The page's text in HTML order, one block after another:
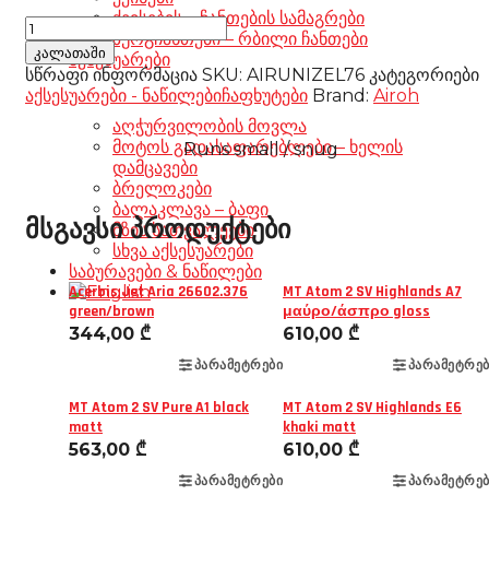
ქეისების – ჩანთების სამაგრები
ზურგჩანთები – რბილი ჩანთები
აქსესუარები
აღჭურვილობის მოვლა
მოტოს გადასაფარებლები – ხელის
დამცავები
ბრელოკები
ბალაკლავა – ბაფი
მზის სათვალეები
სხვა აქსესუარები
საბურავები & ნაწილები
Airoh
Mathisse
II
Clear
visor
რაოდენობა
კალათაში
სწრაფი ინფორმაცია SKU: AIRUNIZEL76 კატეგორიები
აქსესუარები - ნაწილებიჩაფხუტები Brand: Airoh
Runs small / snug
მსგავსი პროდუქტები
Acerbis Jet Aria 26602.376
green/brown
344,00 ₾
ᲞᲐᲠᲐᲛᲔᲢᲠᲔᲑᲘ
MT Atom 2 SV Highlands A7
μαύρο/άσπρο gloss
610,00 ₾
MT Atom 2 SV Pure A1 black
matt
563,00 ₾
ᲞᲐᲠᲐᲛᲔᲢᲠᲔᲑᲘ
MT Atom 2 SV Highlands E6
khaki matt
610,00 ₾